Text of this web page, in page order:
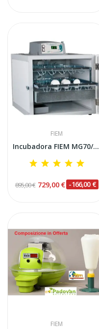
FIEM
Incubadora FIEM MG70/100 Family ML Advantage...
895,00 € 729,00 € -166,00 €
FIEM